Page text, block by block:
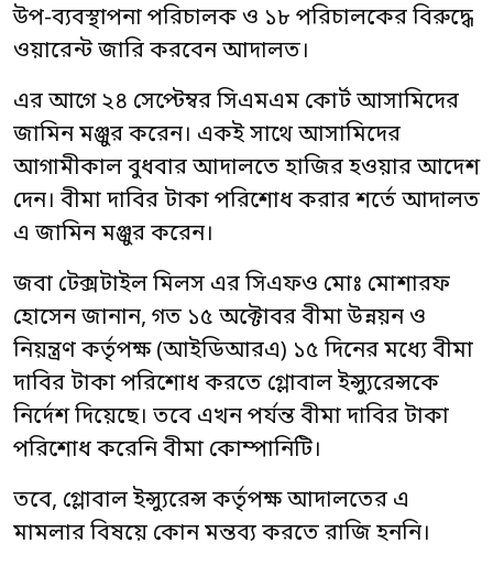
উপ-ব্যবস্থাপনা পরিচালক ও ১৮ পরিচালকের বিরুদ্ধে
ওয়ারেন্ট জারি করবেন আদালত।
এর আগে ২৪ সেপ্টেম্বর সিএমএম কোর্ট আসামিদের
জামিন মঞ্জুর করেন। একই সাথে আসামিদের
আগামীকাল বুধবার আদালতে হাজির হওয়ার আদেশ
দেন। বীমা দাবির টাকা পরিশোধ করার শর্তে আদালত
এ জামিন মঞ্জুর করেন।
জবা টেক্সটাইল মিলস এর সিএফও মোঃ মোশারফ
হোসেন জানান, গত ১৫ অক্টোবর বীমা উন্নয়ন ও
নিয়ন্ত্রণ কর্তৃপক্ষ (আইডিআরএ) ১৫ দিনের মধ্যে বীমা
দাবির টাকা পরিশোধ করতে গ্লোবাল ইন্স্যুরেন্সকে
নির্দেশ দিয়েছে। তবে এখন পর্যন্ত বীমা দাবির টাকা
পরিশোধ করেনি বীমা কোম্পানিটি।
তবে, গ্লোবাল ইন্স্যুরেন্স কর্তৃপক্ষ আদালতের এ
মামলার বিষয়ে কোন মন্তব্য করতে রাজি হননি।